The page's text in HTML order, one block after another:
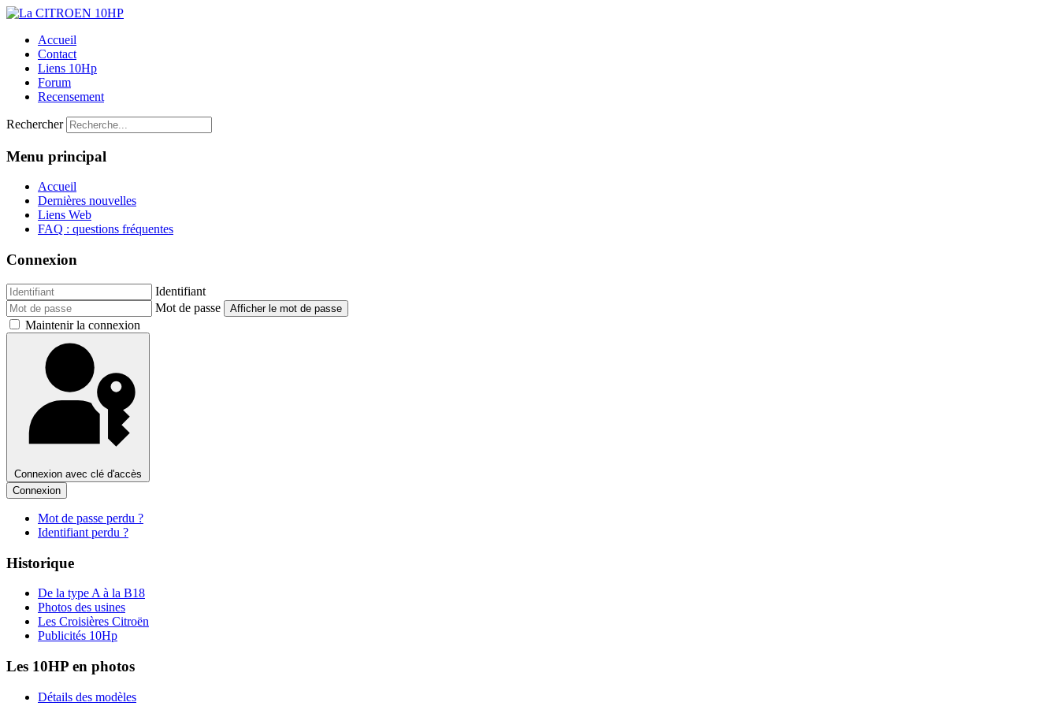
Accueil
Contact
Liens 10Hp
Forum
Recensement
Rechercher
Menu principal
Accueil
Dernières nouvelles
Liens Web
FAQ : questions fréquentes
Connexion
Identifiant
Mot de passe
Afficher le mot de passe
Maintenir la connexion
Connexion avec clé d'accès
Connexion
Mot de passe perdu ?
Identifiant perdu ?
Historique
De la type A à la B18
Photos des usines
Les Croisières Citroën
Publicités 10Hp
Les 10HP en photos
Détails des modèles